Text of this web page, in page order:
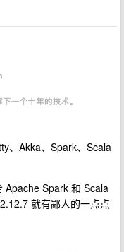
、Akka、Spark、Scala
Apache Spark 和 Scala
就有鄙人的一点点